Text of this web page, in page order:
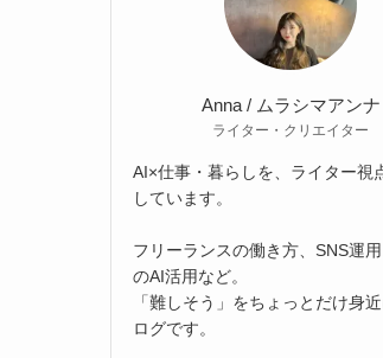
Anna / ムラシマアンナ
ライター・クリエイター
AI×仕事・暮らしを、ライター視
しています。
フリーランスの働き方、SNS運
のAI活用など。
「難しそう」をちょっとだけ身
ログです。